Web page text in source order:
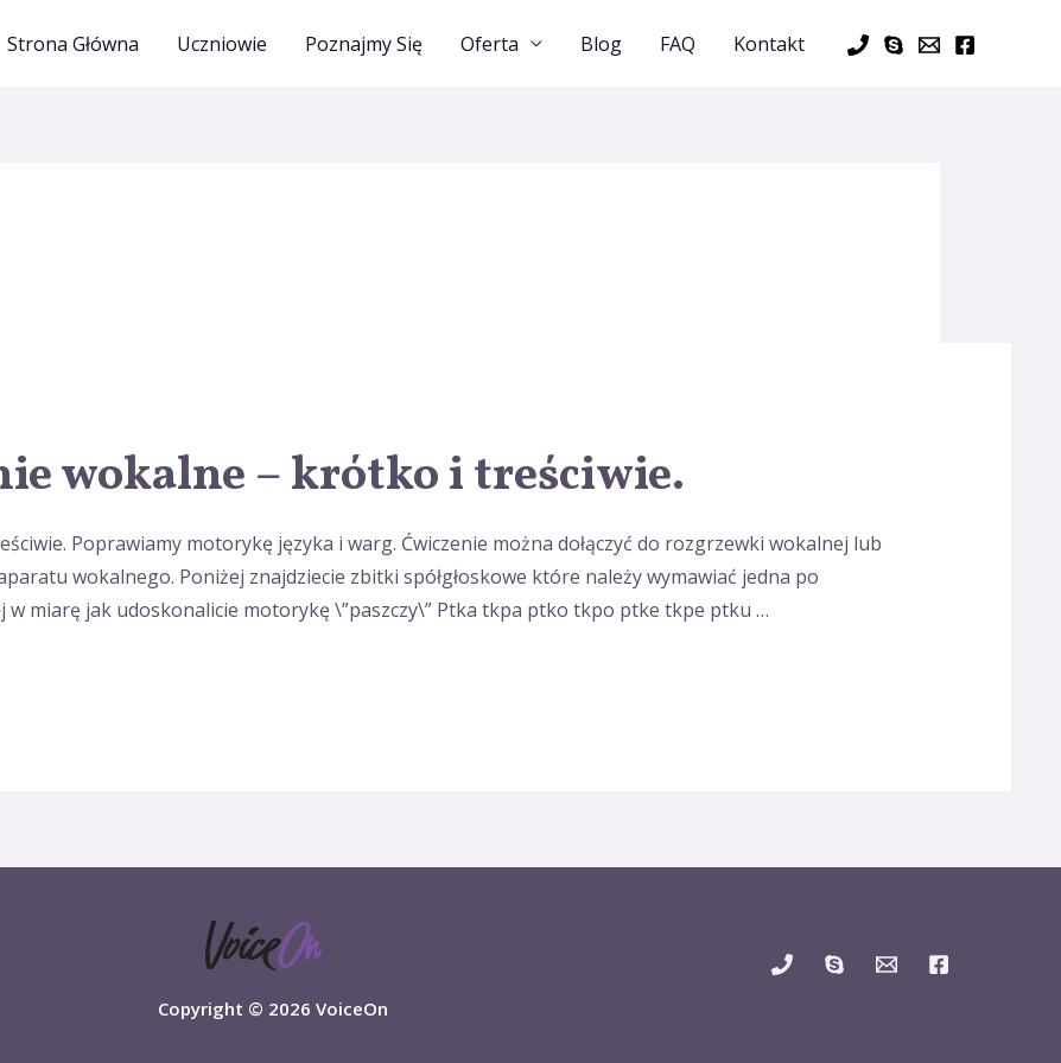
Strona Główna Uczniowie Poznajmy Się Oferta Blog FAQ Kontakt
wokalne – krótko i treściwie.
Poprawiamy motorykę języka i warg. Ćwiczenie można dołączyć do rozgrzewki wokalnej lub
wokalnego. Poniżej znajdziecie zbitki spółgłoskowe które należy wymawiać jedna po
w miarę jak udoskonalicie motorykę \”paszczy\” Ptka tkpa ptko tkpo ptke tkpe ptku …
Copyright © 2026 VoiceOn